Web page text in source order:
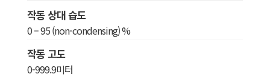
작동 상대 습도
0 – 95 (non-condensing) %
작동 고도
0-999.9미터